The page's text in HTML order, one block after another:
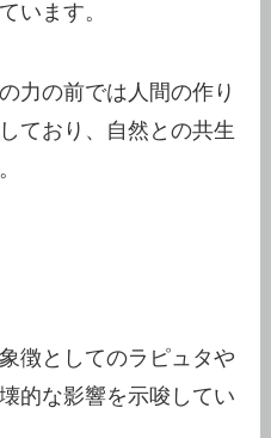
います。
力の前では人間の作り
ており、自然との共生
徴としてのラピュタや
的な影響を示唆してい